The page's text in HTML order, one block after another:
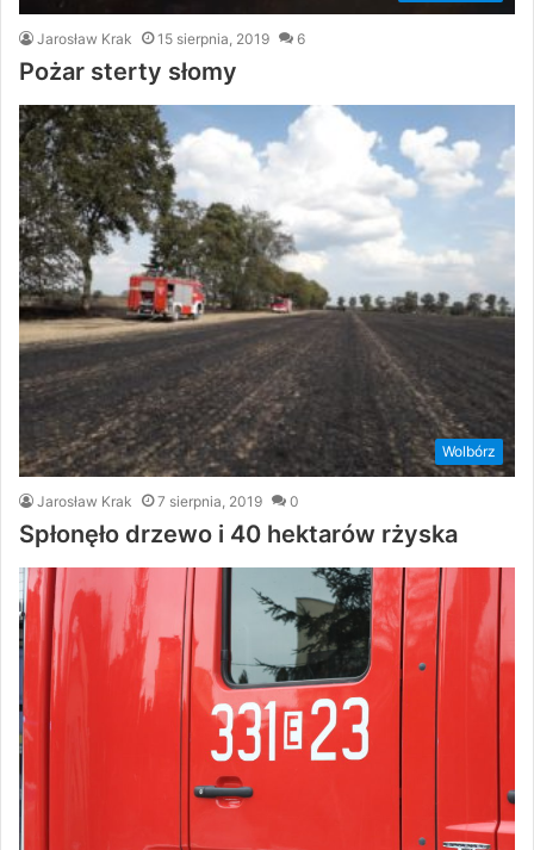
Jarosław Krak 15 sierpnia, 2019 6
Pożar sterty słomy
Wolbórz
Jarosław Krak 7 sierpnia, 2019 0
Spłonęło drzewo i 40 hektarów rżyska